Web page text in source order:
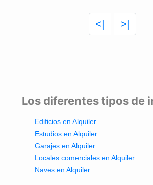
<| >|
Los diferentes tipos de
Edificios en Alquiler
Estudios en Alquiler
Garajes en Alquiler
Locales comerciales en Alquiler
Naves en Alquiler